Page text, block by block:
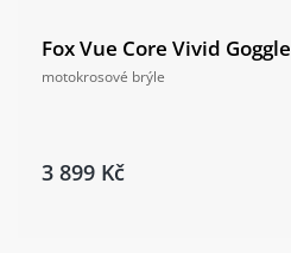
Fox Vue Core Vivid Goggle
motokrosové brýle
3 899 Kč